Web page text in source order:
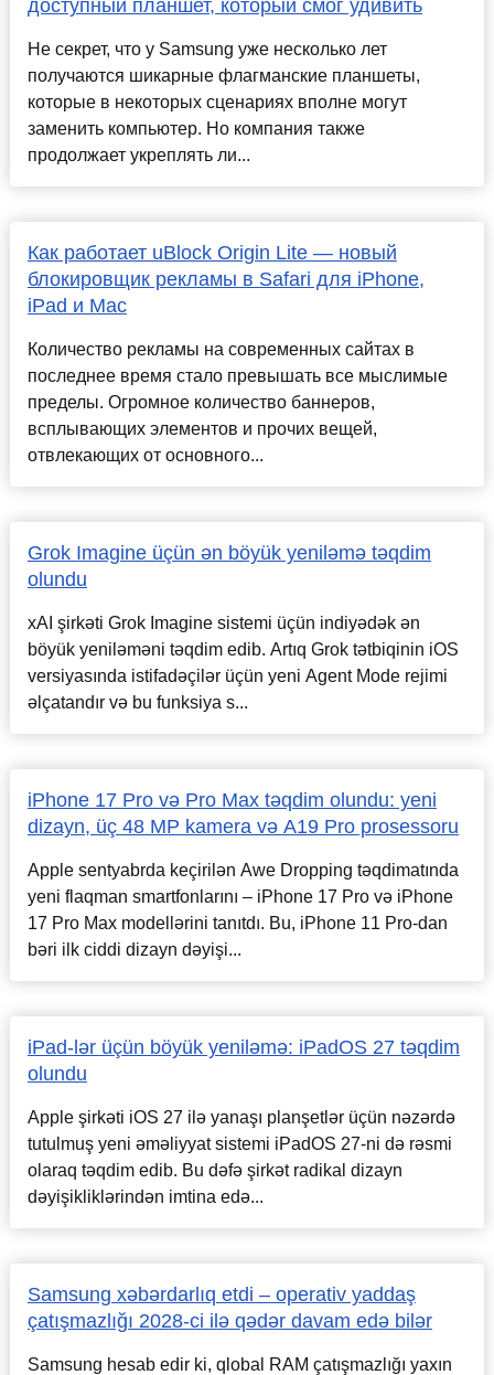
доступный планшет, который смог удивить
Не секрет, что у Samsung уже несколько лет
получаются шикарные флагманские планшеты,
которые в некоторых сценариях вполне могут
заменить компьютер. Но компания также
продолжает укреплять ли...
Как работает uBlock Origin Lite — новый
блокировщик рекламы в Safari для iPhone,
iPad и Mac
Количество рекламы на современных сайтах в
последнее время стало превышать все мыслимые
пределы. Огромное количество баннеров,
всплывающих элементов и прочих вещей,
отвлекающих от основного...
Grok Imagine üçün ən böyük yeniləmə təqdim
olundu
xAI şirkəti Grok Imagine sistemi üçün indiyədək ən
böyük yeniləməni təqdim edib. Artıq Grok tətbiqinin iOS
versiyasında istifadəçilər üçün yeni Agent Mode rejimi
əlçatandır və bu funksiya s...
iPhone 17 Pro və Pro Max təqdim olundu: yeni
dizayn, üç 48 MP kamera və A19 Pro prosessoru
Apple sentyabrda keçirilən Awe Dropping təqdimatında
yeni flaqman smartfonlarını – iPhone 17 Pro və iPhone
17 Pro Max modellərini tanıtdı. Bu, iPhone 11 Pro-dan
bəri ilk ciddi dizayn dəyişi...
iPad-lər üçün böyük yeniləmə: iPadOS 27 təqdim
olundu
Apple şirkəti iOS 27 ilə yanaşı planşetlər üçün nəzərdə
tutulmuş yeni əməliyyat sistemi iPadOS 27-ni də rəsmi
olaraq təqdim edib. Bu dəfə şirkət radikal dizayn
dəyişikliklərindən imtina edə...
Samsung xəbərdarlıq etdi – operativ yaddaş
çatışmazlığı 2028-ci ilə qədər davam edə bilər
Samsung hesab edir ki, qlobal RAM çatışmazlığı yaxın